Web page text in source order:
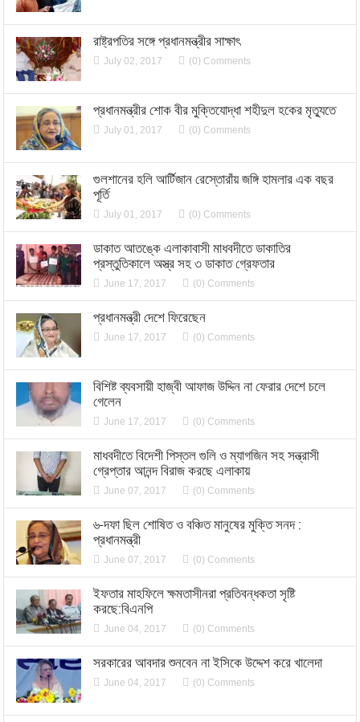
রাষ্ট্রপতির সঙ্গে প্রধানমন্ত্রীর সাক্ষাৎ
July 02, 2017 (0) Comments
প্রধানমন্ত্রীর শোক বীর মুক্তিযোদ্ধা শহীদুল হকের মৃত্যুতে
July 01, 2017 (0) Comments
গুলশানের হলি আর্টিজান রেস্তোরাঁয় জঙ্গি হামলার এক বছর
পূর্তি
July 01, 2017 (0) Comments
ডাকাত আতঙ্কে এলাকাবাসী মাধবদীতে ডাকাতির
প্রস্তুতিকালে অস্ত্র সহ ৩ ডাকাত গ্রেফতার
June 17, 2017 (0) Comments
প্রধানমন্ত্রী দেশে ফিরেছেন
June 17, 2017 (0) Comments
বিশিষ্ট ব্যবসায়ী হাজ্বী আফাজ উদ্দিন না ফেরার দেশে চলে
গেলেন
June 17, 2017 (0) Comments
মাধবদীতে বিদেশী পিস্তল গুলি ও ম্যাগজিন সহ সন্ত্রাসী
গ্রেপ্তার আনন্দ বিরাজ করছে এলাকায়
June 07, 2017 (0) Comments
৬-দফা ছিল শোষিত ও বঞ্চিত মানুষের মুক্তি সনদ :
প্রধানমন্ত্রী
June 07, 2017 (0) Comments
ইফতার মাহফিলে ক্ষমতাসীনরা প্রতিবন্ধকতা সৃষ্টি
করছে:বিএনপি
June 04, 2017 (0) Comments
সরকারের আবদার শুনবেন না ইসিকে উদ্দেশ করে খালেদা
June 04, 2017 (0) Comments